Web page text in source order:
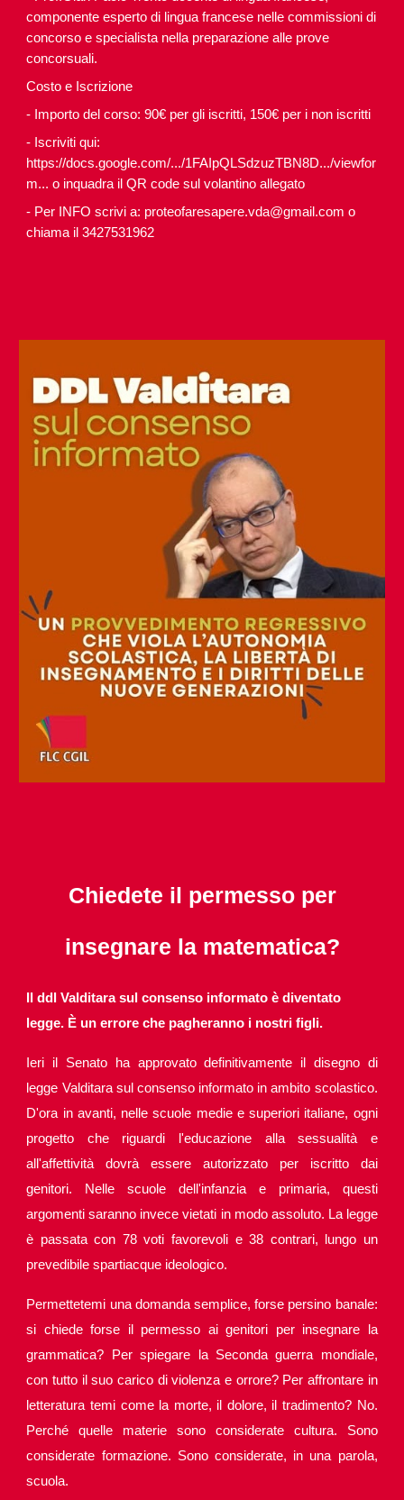
componente esperto di lingua francese nelle commissioni di
concorso e specialista nella preparazione alle prove
concorsuali.
Costo e Iscrizione
- Importo del corso: 90€ per gli iscritti, 150€ per i non iscritti
- Iscriviti qui:
https://docs.google.com/.../1FAIpQLSdzuzTBN8D.../viewfor
m... o inquadra il QR code sul volantino allegato
- Per INFO scrivi a: proteofaresapere.vda@gmail.com o
chiama il 3427531962
Chiedete il permesso per
insegnare la matematica?
Il ddl Valditara sul consenso informato è diventato
legge. È un errore che pagheranno i nostri figli.
Ieri il Senato ha approvato definitivamente il disegno di
legge Valditara sul consenso informato in ambito scolastico.
D'ora in avanti, nelle scuole medie e superiori italiane, ogni
progetto che riguardi l'educazione alla sessualità e
all'affettività dovrà essere autorizzato per iscritto dai
genitori. Nelle scuole dell'infanzia e primaria, questi
argomenti saranno invece vietati in modo assoluto. La legge
è passata con 78 voti favorevoli e 38 contrari, lungo un
prevedibile spartiacque ideologico.
Permettetemi una domanda semplice, forse persino banale:
si chiede forse il permesso ai genitori per insegnare la
grammatica? Per spiegare la Seconda guerra mondiale,
con tutto il suo carico di violenza e orrore? Per affrontare in
letteratura temi come la morte, il dolore, il tradimento? No.
Perché quelle materie sono considerate cultura. Sono
considerate formazione. Sono considerate, in una parola,
scuola.